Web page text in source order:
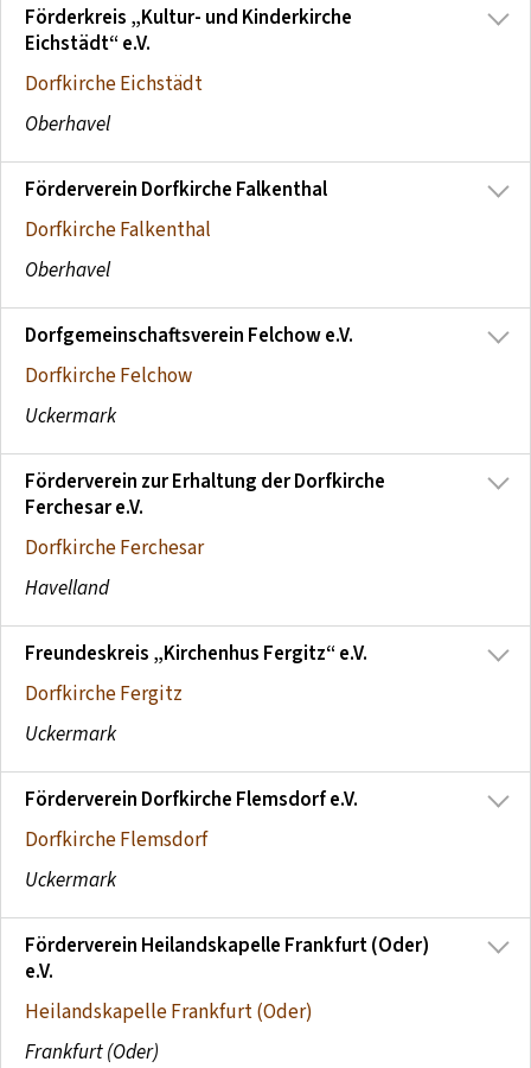
Förderkreis „Kultur- und Kinderkirche
Eichstädt“ e.V.
Dorfkirche Eichstädt
Oberhavel
Förderverein Dorfkirche Falkenthal
Dorfkirche Falkenthal
Oberhavel
Dorfgemeinschaftsverein Felchow e.V.
Dorfkirche Felchow
Uckermark
Förderverein zur Erhaltung der Dorfkirche
Ferchesar e.V.
Dorfkirche Ferchesar
Havelland
Freundeskreis „Kirchenhus Fergitz“ e.V.
Dorfkirche Fergitz
Uckermark
Förderverein Dorfkirche Flemsdorf e.V.
Dorfkirche Flemsdorf
Uckermark
Förderverein Heilandskapelle Frankfurt (Oder)
e.V.
Heilandskapelle Frankfurt (Oder)
Frankfurt (Oder)